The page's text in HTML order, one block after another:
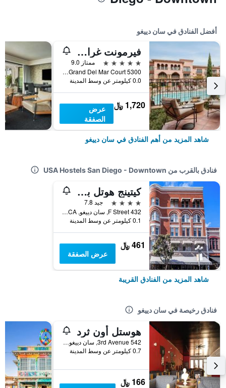
أفضل الفنادق في سان دييغو
فيرمونت غراند ديل مار
5 نجوم
ممتاز 9.0
5300 Grand Del Mar Court, سان دييغو, CA, الولايات المتحدة الأميريكية
0.0 كيلومتر عن وسط المدينة
1,720 ﷼
عرض
الصفقة
شاهد المزيد من أهم الفنادق في سان دييغو
فنادق بالقرب من USA Hostels San Diego - Downtown
كيتينج هوتل باي آت ماين هوسبيتاليتي
4 نجوم
جيد 7.8
432 F Street, سان دييغو, CA, الولايات المتحدة الأميريكية
0.1 كيلومتر عن وسط المدينة
461 ﷼
عرض الصفقة
شاهد المزيد من الفنادق القريبة
فنادق رخيصة في سان دييغو
هوستل أون ثرد
542 3rd Avenue, سان دييغو, CA, الولايات المتحدة الأميريكية
0.7 كيلومتر عن وسط المدينة
166 ﷼